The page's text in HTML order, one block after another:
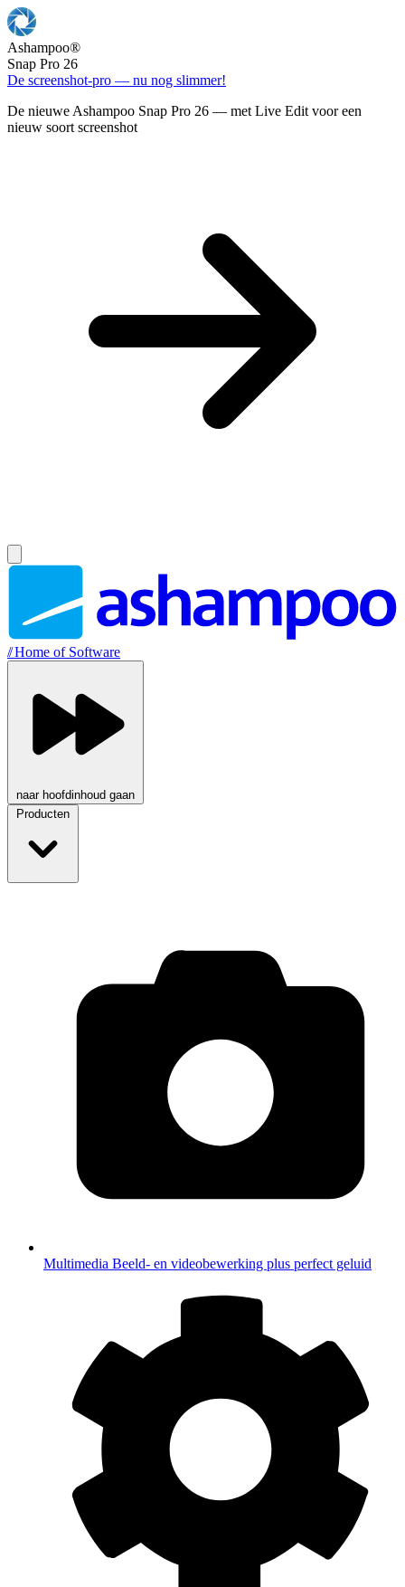
Ashampoo®
Snap Pro 26
De screenshot-pro — nu nog slimmer!
De nieuwe Ashampoo Snap Pro 26 — met Live Edit voor een
nieuw soort screenshot
//Home of Software
naar hoofdinhoud gaan
Producten
Multimedia Beeld- en videobewerking plus perfect geluid